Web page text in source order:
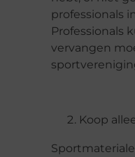
professionals
Professionals
vervangen
Koop